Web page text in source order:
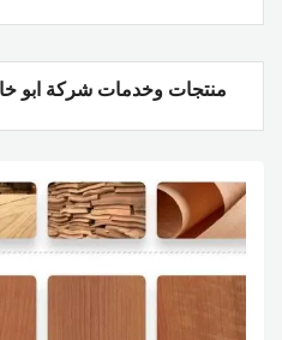
منتجات وخدمات شركة ابو